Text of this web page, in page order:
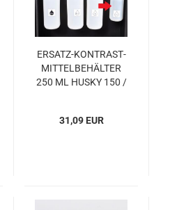
ERSATZ-​​KON­TRAST­
MIT­TEL­BE­HÄL­TER
250 ML HUSKY 150 /
OHNE DE­CKEL UND
31,09 EUR